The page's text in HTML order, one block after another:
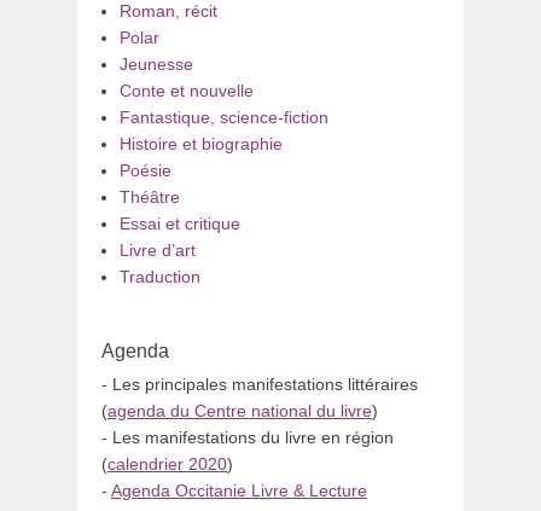
Roman, récit
Polar
Jeunesse
Conte et nouvelle
Fantastique, science-fiction
Histoire et biographie
Poésie
Théâtre
Essai et critique
Livre d’art
Traduction
Agenda
- Les principales manifestations littéraires
(agenda du Centre national du livre)
- Les manifestations du livre en région
(calendrier 2020)
- Agenda Occitanie Livre & Lecture